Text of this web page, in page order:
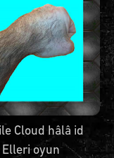
Cloud hâlâ id
oyun